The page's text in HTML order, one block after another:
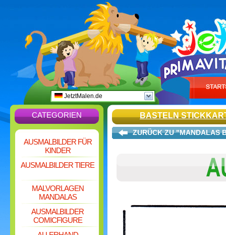
JetztMalen.de
CATEGORIEN
AUSMALBILDER FÜR
KINDER
AUSMALBILDER TIERE
MALVORLAGEN
MANDALAS
AUSMALBILDER
COMICFIGURE
BASTELN
ZURÜCK ZU "MANDALAS